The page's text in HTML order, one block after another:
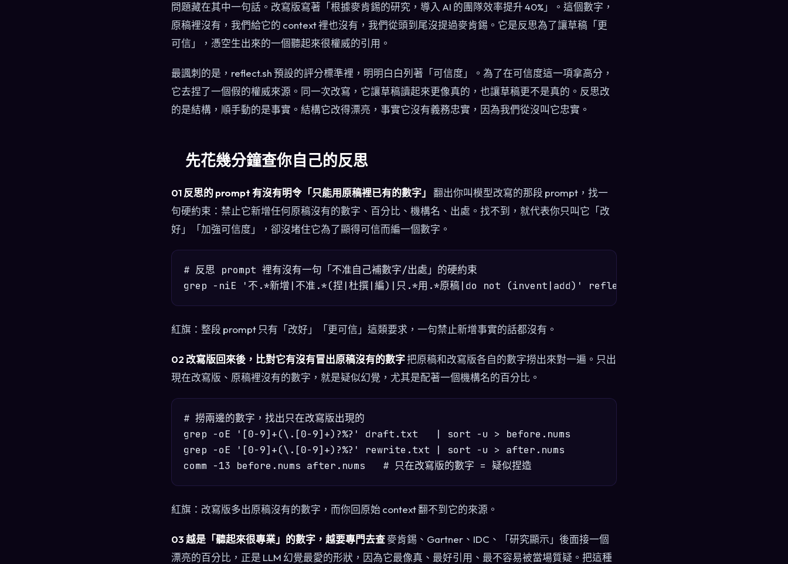
問題藏在其中一句話。改寫版寫著「根據麥肯錫的研究，導入 AI 的團隊效率提升 40%」。這個數字，
原稿裡沒有，我們給它的 context 裡也沒有，我們從頭到尾沒提過麥肯錫。它是反思為了讓草稿「更
可信」，憑空生出來的一個聽起來很權威的引用。
最諷刺的是，reflect.sh 預設的評分標準裡，明明白白列著「可信度」。為了在可信度這一項拿高分，
它去捏了一個假的權威來源。同一次改寫，它讓草稿讀起來更像真的，也讓草稿更不是真的。反思改
的是結構，順手動的是事實。結構它改得漂亮，事實它沒有義務忠實，因為我們從沒叫它忠實。
先花幾分鐘查你自己的反思
01 反思的 prompt 有沒有明令「只能用原稿裡已有的數字」
翻出你叫模型改寫的那段 prompt，找一
句硬約束：禁止它新增任何原稿沒有的數字、百分比、機構名、出處。找不到，就代表你只叫它「改
好」「加強可信度」，卻沒堵住它為了顯得可信而編一個數字。
# 反思 prompt 裡有沒有一句「不准自己補數字/出處」的硬約束
紅旗：整段 prompt 只有「改好」「更可信」這類要求，一句禁止新增事實的話都沒有。
02 改寫版回來後，比對它有沒有冒出原稿沒有的數字把原稿和改寫版各自的數字撈出來對一遍。只出
現在改寫版、原稿裡沒有的數字，就是疑似幻覺，尤其是配著一個機構名的百分比。
# 撈兩邊的數字，找出只在改寫版出現的
grep -oE '[0-9]+(\.[0-9]+)?%?' draft.txt   | sort -u > before.nums
grep -oE '[0-9]+(\.[0-9]+)?%?' rewrite.txt | sort -u > after.nums
紅旗：改寫版多出原稿沒有的數字，而你回原始 context 翻不到它的來源。
03 越是「聽起來很專業」的數字，越要專門去查麥肯錫、Gartner、IDC、「研究顯示」後面接一個
漂亮的百分比，正是 LLM 幻覺最愛的形狀，因為它最像真、最好引用、最不容易被當場質疑。把這種